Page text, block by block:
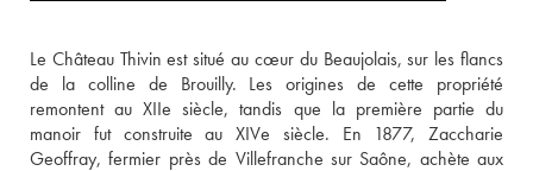
Le Château Thivin est situé au cœur du Beaujolais, sur les flancs
de la colline de Brouilly. Les origines de cette propriété
remontent au XIIe siècle, tandis que la première partie du
manoir fut construite au XIVe siècle. En 1877, Zaccharie
Geoffray, fermier près de Villefranche sur Saône, achète aux